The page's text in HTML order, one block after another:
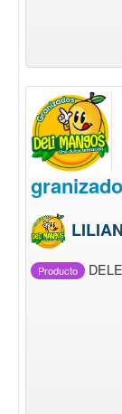
Producto